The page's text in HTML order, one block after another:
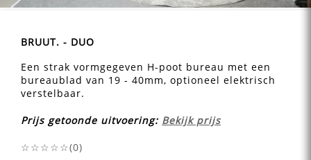
BRUUT. - DUO
Een strak vormgegeven H-poot bureau met een
bureaublad van 19 - 40mm, optioneel elektrisch
verstelbaar.
Prijs getoonde uitvoering: Bekijk prijs
☆☆☆☆☆(0)